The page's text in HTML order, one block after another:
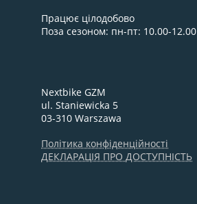
Працює цілодобово
Поза сезоном: пн-пт: 10.00-12.00
Nextbike GZM
ul. Staniewicka 5
03-310 Warszawa
Політика конфіденційності
ДЕКЛАРАЦІЯ ПРО ДОСТУПНІСТЬ